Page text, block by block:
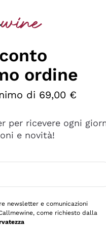
alternative che
ordine
di 69,00 €
per ricevere ogni
e novità!
newsletter e comunicazioni
come richiesto dalla